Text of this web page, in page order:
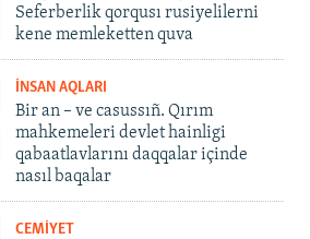
Seferberlik qorqusı rusiyelilerni
kene memleketten quva
İNSAN AQLARI
Bir an – ve casussıñ. Qırım
mahkemeleri devlet hainligi
qabaatlavlarını daqqalar içinde
nasıl baqalar
CEMİYET